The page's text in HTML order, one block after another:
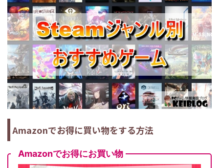
Amazonでお得に買い物をする方法
Amazonでお得にお買い物